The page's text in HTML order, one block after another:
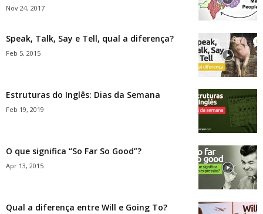
Nov 24, 2017
Speak, Talk, Say e Tell, qual a diferença?
Feb 5, 2015
Estruturas do Inglês: Dias da Semana
Feb 19, 2019
O que significa “So Far So Good”?
Apr 13, 2015
Qual a diferença entre Will e Going To?